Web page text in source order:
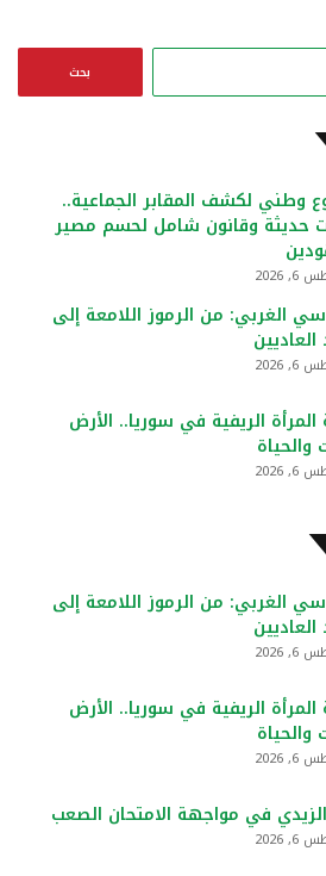
ن
وطني لكشف المقابر الجماعية..
حديثة وقانون شامل لحسم مصير
2026
الغربي: من الرموز اللامعة إلى
2026
المرأة الريفية في سوريا.. الأرض
والحياة
2026
الغربي: من الرموز اللامعة إلى
2026
المرأة الريفية في سوريا.. الأرض
والحياة
2026
في مواجهة الامتحان الصعب
2026